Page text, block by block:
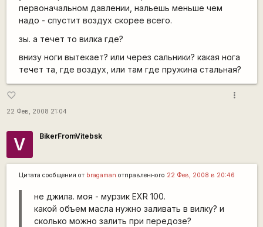
первоначальном давлении, нальешь меньше чем
надо - спустит воздух скорее всего.
зы. а течет то вилка где?
внизу ноги вытекает? или через сальники? какая нога
течет та, где воздух, или там где пружина стальная?
favorite_border
22 Фев, 2008 21:04
more_vert
V BikerFromVitebsk
Цитата сообщения от bragaman отправленного 22 Фев, 2008 в 20:46
не джила. моя - мурзик EXR 100.
какой объем масла нужно заливать в вилку? и
сколько можно залить при передозе?